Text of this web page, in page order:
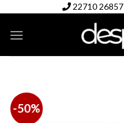
content
22710 26857
-50%